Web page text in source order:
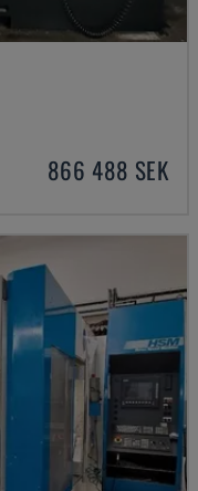
866 488 SEK